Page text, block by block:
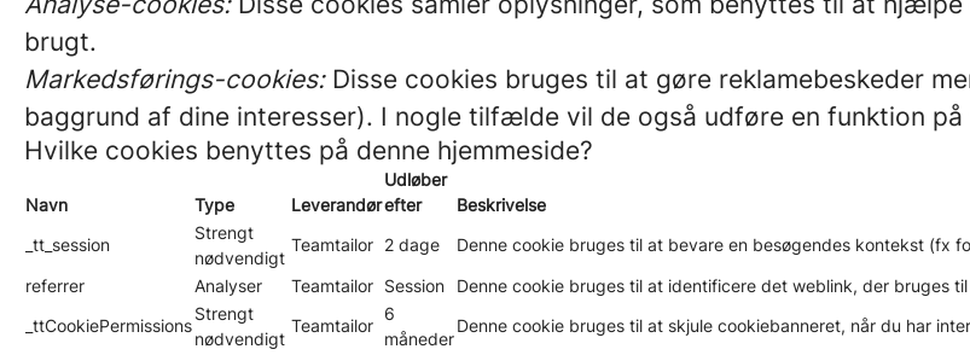
brugt.
Markedsførings-cookies:Disse cookies bruges til at gøre reklamebeskeder
baggrund af dine interesser). I nogle tilfælde vil de også udføre en funktion
Hvilke cookies benyttes på denne hjemmeside?
Navn Type Leverandør
Udløber
efter
Beskrivelse
_tt_session
Strengt
nødvendigt
Teamtailor 2 dage
Denne cookie bruges til at bevare en besøgendes kontekst (fx
referrer
Analyser Teamtailor Session
Denne cookie bruges til at identificere det weblink, der bruges
_ttCookiePermissions
Strengt
nødvendigt
Teamtailor
6
måneder
Denne cookie bruges til at skjule cookiebanneret, når du har